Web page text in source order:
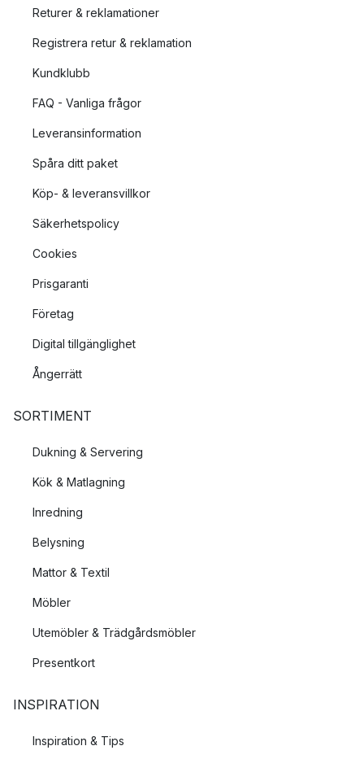
Returer & reklamationer
Registrera retur & reklamation
Kundklubb
FAQ - Vanliga frågor
Leveransinformation
Spåra ditt paket
Köp- & leveransvillkor
Säkerhetspolicy
Cookies
Prisgaranti
Företag
Digital tillgänglighet
Ångerrätt
SORTIMENT
Dukning & Servering
Kök & Matlagning
Inredning
Belysning
Mattor & Textil
Möbler
Utemöbler & Trädgårdsmöbler
Presentkort
INSPIRATION
Inspiration & Tips